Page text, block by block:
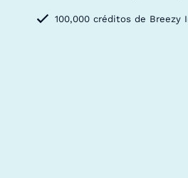
100,000 créditos de Breezy